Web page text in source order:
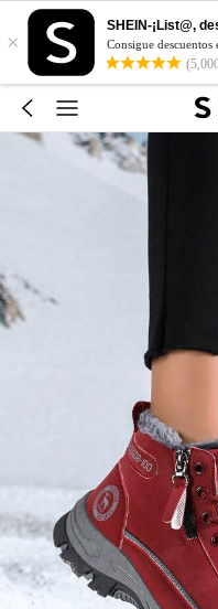
×
SHEIN-¡List@,
Consigue